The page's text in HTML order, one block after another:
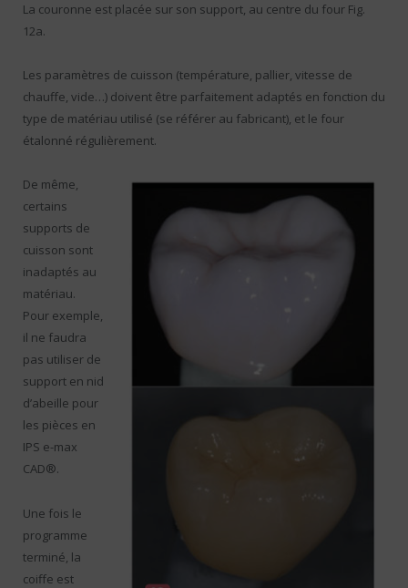
La couronne est placée sur son support, au centre du four Fig.
12a.
Les paramètres de cuisson (température, pallier, vitesse de
chauffe, vide…) doivent être parfaitement adaptés en fonction du
type de matériau utilisé (se référer au fabricant), et le four
étalonné régulièrement.
De même,
certains
supports de
cuisson sont
inadaptés au
matériau.
Pour exemple,
il ne faudra
pas utiliser de
support en nid
d’abeille pour
les pièces en
IPS e-max
CAD®.
Une fois le
programme
terminé, la
coiffe est